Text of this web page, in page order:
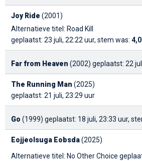
Joy Ride (2001)
Alternatieve titel: Road Kill
geplaatst: 23 juli, 22:22 uur, stem was: 4,0
Far from Heaven (2002) geplaatst: 22
The Running Man (2025)
geplaatst: 21 juli, 23:29 uur
Go (1999) geplaatst: 18 juli, 23:33 uur,
Eojjeolsuga Eobsda(2025)
Alternatieve titel: No Other Choice